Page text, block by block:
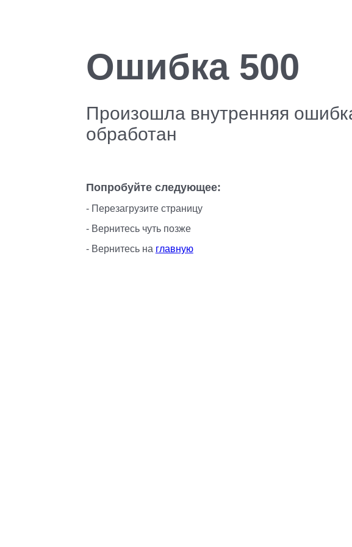
Ошибка 500
Произошла внутренняя
обработан
Попробуйте следующее:
Перезагрузите страницу
Вернитесь чуть позже
Вернитесь на главную